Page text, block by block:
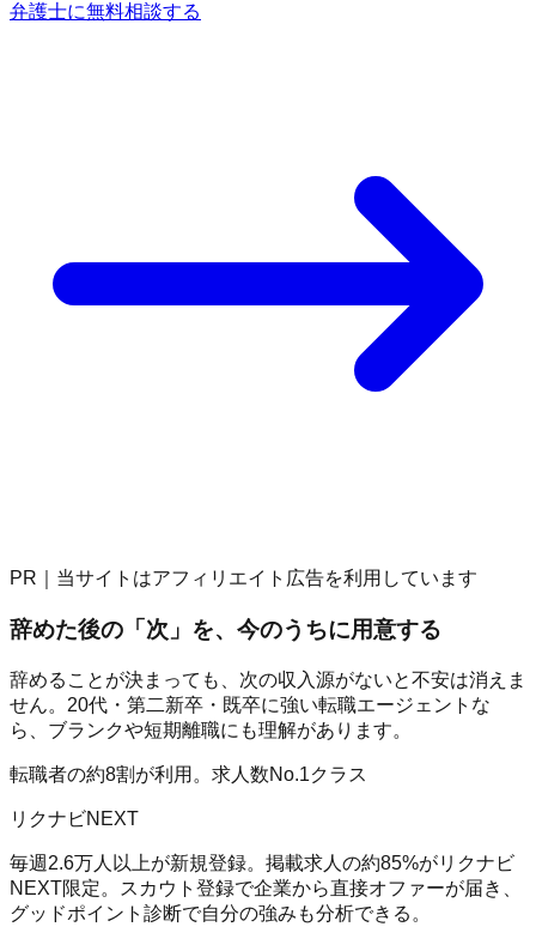
弁護士に無料相談する
PR｜当サイトはアフィリエイト広告を利用しています
辞めた後の「次」を、今のうちに用意する
辞めることが決まっても、次の収入源がないと不安は消えま
せん。20代・第二新卒・既卒に強い転職エージェントな
ら、ブランクや短期離職にも理解があります。
転職者の約8割が利用。求人数No.1クラス
リクナビNEXT
毎週2.6万人以上が新規登録。掲載求人の約85%がリクナビ
NEXT限定。スカウト登録で企業から直接オファーが届き、
グッドポイント診断で自分の強みも分析できる。